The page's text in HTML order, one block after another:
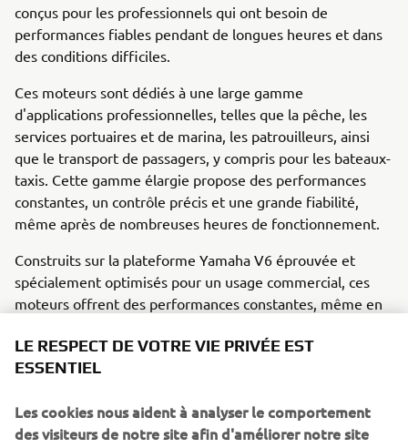
conçus pour les professionnels qui ont besoin de
performances fiables pendant de longues heures et dans
des conditions difficiles.
Ces moteurs sont dédiés à une large gamme
d'applications professionnelles, telles que la pêche, les
services portuaires et de marina, les patrouilleurs, ainsi
que le transport de passagers, y compris pour les bateaux-
taxis. Cette gamme élargie propose des performances
constantes, un contrôle précis et une grande fiabilité,
même après de nombreuses heures de fonctionnement.
Construits sur la plateforme Yamaha V6 éprouvée et
spécialement optimisés pour un usage commercial, ces
moteurs offrent des performances constantes, même en
prolongées.
de série du système de commande électronique à
distance (DEC), qui offre une réponse souple et précise de
LE RESPECT DE VOTRE VIE PRIVÉE EST
ESSENTIEL
Les cookies nous aident à analyser le comportement
des visiteurs de notre site afin d'améliorer notre site